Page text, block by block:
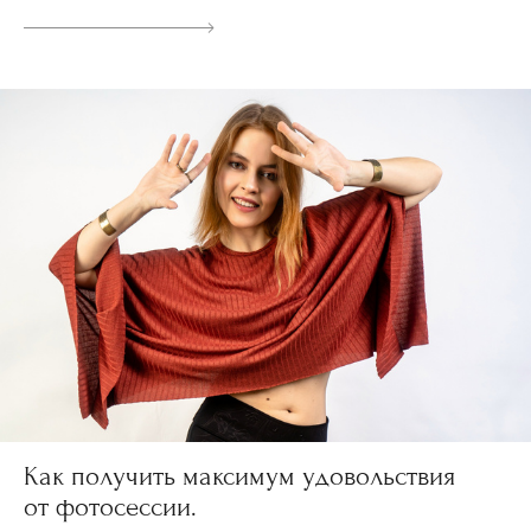
Как получить максимум удовольствия
от фотосессии.